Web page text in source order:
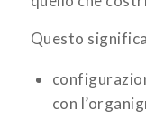
Questo
con